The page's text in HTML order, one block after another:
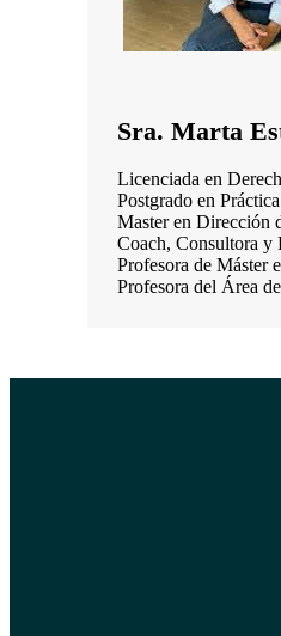
Sra. Marta
Licenciada en
Postgrado en
Master en Dirección
Coach, Consultora y
Profesora de Máster
Profesora del Área